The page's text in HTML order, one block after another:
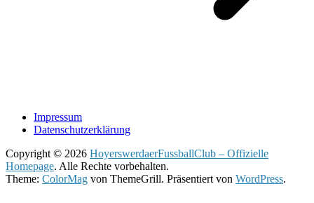
Impressum
Datenschutzerklärung
Copyright © 2026 HoyerswerdaerFussballClub – Offizielle
Homepage. Alle Rechte vorbehalten.
Theme: ColorMag von ThemeGrill. Präsentiert von WordPress.